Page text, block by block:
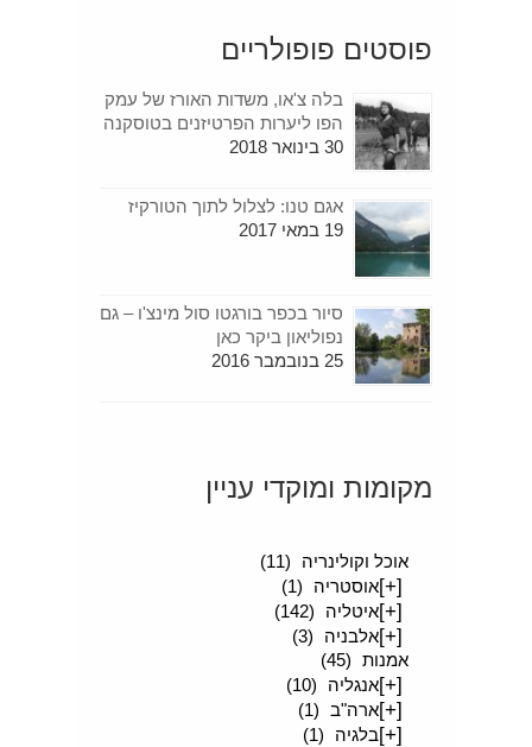
פוסטים פופולריים
בלה צ'או, משדות האורז של עמק
הפו ליערות הפרטיזנים בטוסקנה
30 בינואר 2018
אגם טנו: לצלול לתוך הטורקיז
19 במאי 2017
סיור בכפר בורגטו סול מינצ'ו – גם
נפוליאון ביקר כאן
25 בנובמבר 2016
מקומות ומוקדי עניין
אוכל וקולינריה
(11)
[+]אוסטריה (1)
[+]איטליה (142)
[+]אלבניה
(3)
אמנות (45)
[+]אנגליה (10)
[+]ארה"ב (1)
[+]בלגיה (1)